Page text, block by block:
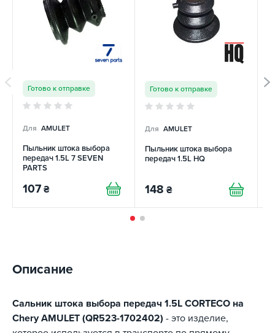
Готово к отправке
Для AMULET
Пыльник штока выбора
передач 1.5L 7 SEVEN
PARTS
107 ₴
Готово к отправке
Для AMULET
Пыльник штока выбора
передач 1.5L HQ
148 ₴
Описание
Сальник штока выбора передач 1.5L CORTECO на
Chery AMULET (QR523-1702402) - это изделие,